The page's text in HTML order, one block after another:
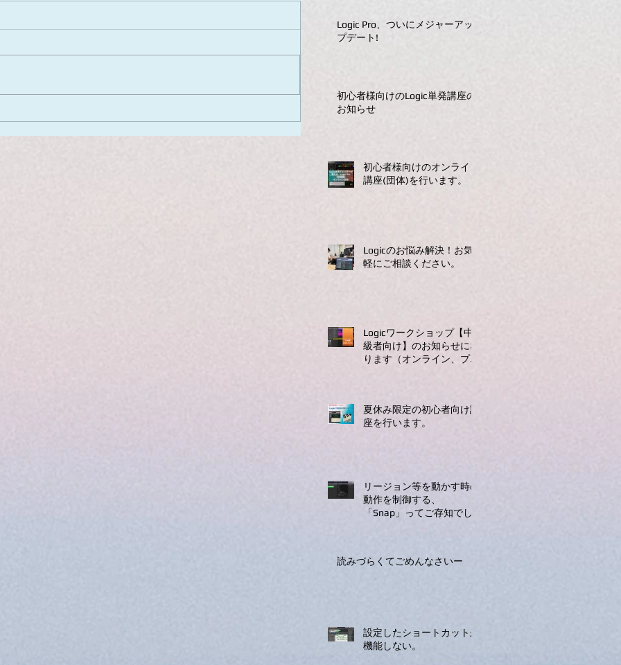
Logic Pro、ついにメジャーアッ
プデート!
初心者様向けのLogic単発講座の
お知らせ
初心者様向けのオンライン
講座(団体)を行います。
Logicのお悩み解決！お気
軽にご相談ください。
Logicワークショップ【中
級者向け】のお知らせにな
ります（オンライン、プラ
夏休み限定の初心者向け講
座を行います。
リージョン等を動かす時の
動作を制御する、
「Snap」ってご存知でし
読みづらくてごめんなさいー
設定したショートカットが
機能しない。